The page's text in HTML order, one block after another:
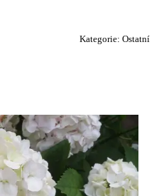
Kategorie: Ostatní